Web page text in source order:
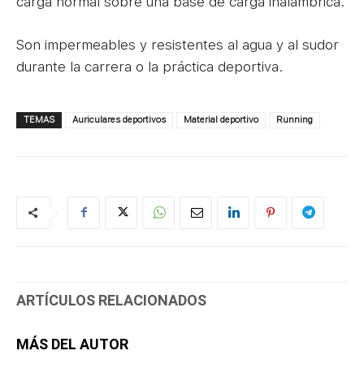
Son impermeables y resistentes al agua y al sudor
durante la carrera o la práctica deportiva.
TEMAS Auriculares deportivos Material deportivo Running
ARTÍCULOS RELACIONADOS
MÁS DEL AUTOR